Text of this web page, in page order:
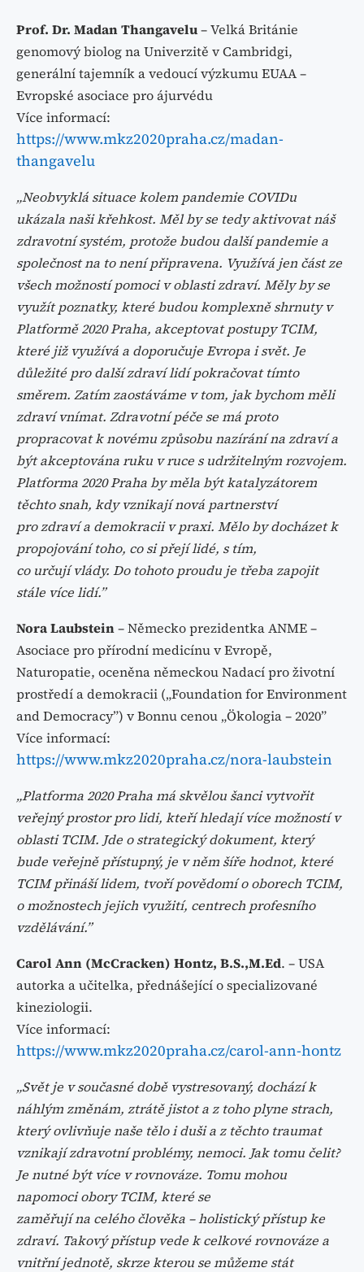
Prof. Dr. Madan Thangavelu– Velká Británie
genomový biolog na Univerzitě v Cambridgi,
generální tajemník a vedoucí výzkumu EUAA –
Evropské asociace pro ájurvédu
Více informací:
https://www.mkz2020praha.cz/madan-
thangavelu
„Neobvyklá situace kolem pandemie COVIDu
ukázala naši křehkost. Měl by se tedy aktivovat náš
zdravotní systém, protože budou další pandemie a
společnost na to není připravena. Využívá jen část ze
všech možností pomoci v oblasti zdraví. Měly by se
využít poznatky, které budou komplexně shrnuty v
Platformě 2020 Praha, akceptovat postupy TCIM,
které již využívá a doporučuje Evropa i svět. Je
důležité pro další zdraví lidí pokračovat tímto
směrem. Zatím zaostáváme v tom, jak bychom měli
zdraví vnímat. Zdravotní péče se má proto
propracovat k novému způsobu nazírání na zdraví a
být akceptována ruku v ruce s udržitelným rozvojem.
Platforma 2020 Praha by měla být katalyzátorem
těchto snah, kdy vznikají nová partnerství
pro zdraví a demokracii v praxi. Mělo by docházet k
propojování toho, co si přejí lidé, s tím,
co určují vlády. Do tohoto proudu je třeba zapojit
stále více lidí.”
Nora Laubstein– Německo prezidentka ANME –
Asociace pro přírodní medicínu v Evropě,
Naturopatie, oceněna německou Nadací pro životní
prostředí a demokracii („Foundation for Environment
and Democracy”) v Bonnu cenou „Ökologia – 2020”
Více informací:
https://www.mkz2020praha.cz/nora-laubstein
„Platforma 2020 Praha má skvělou šanci vytvořit
veřejný prostor pro lidi, kteří hledají více možností v
oblasti TCIM. Jde o strategický dokument, který
bude veřejně přístupný, je v něm šíře hodnot, které
TCIM přináší lidem, tvoří povědomí o oborech TCIM,
o možnostech jejich využití, centrech profesního
vzdělávání.”
Carol Ann (McCracken) Hontz, B.S.,M.Ed. – USA
autorka a učitelka, přednášející o specializované
kineziologii.
Více informací:
https://www.mkz2020praha.cz/carol-ann-hontz
„Svět je v současné době vystresovaný, dochází k
náhlým změnám, ztrátě jistot a z toho plyne strach,
který ovlivňuje naše tělo i dušia z těchto traumat
vznikají zdravotní problémy, nemoci. Jak tomu čelit?
Jenutné být více v rovnováze. Tomu mohou
napomoci obory TCIM, které se
zaměřují na celého člověka – holistický přístup ke
zdraví. Takový přístup vede k celkové rovnováze a
vnitřní jednotě, skrze kterou se můžeme stát